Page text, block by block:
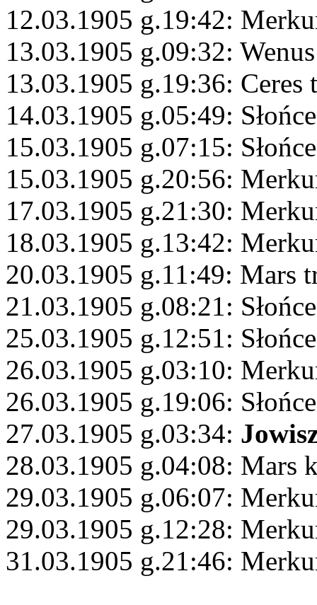
12.03.1905 g.19:42:
13.03.1905 g.09:32:
13.03.1905 g.19:36:
14.03.1905 g.05:49:
15.03.1905 g.07:15:
15.03.1905 g.20:56:
17.03.1905 g.21:30:
18.03.1905 g.13:42:
20.03.1905 g.11:49: Mars
21.03.1905 g.08:21:
25.03.1905 g.12:51:
26.03.1905 g.03:10:
26.03.1905 g.19:06:
27.03.1905 g.03:34:
28.03.1905 g.04:08: Mars
29.03.1905 g.06:07:
29.03.1905 g.12:28:
31.03.1905 g.21:46: